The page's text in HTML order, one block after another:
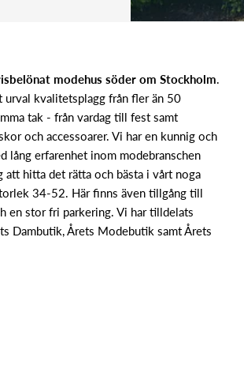
modehus söder om Stockholm.
urval kvalitetsplagg från fler än 50
tak - från vardag till fest samt
och accessoarer. Vi har en kunnig och
lång erfarenhet inom modebranschen
att hitta det rätta och bästa i vårt noga
34-52. Här finns även tillgång till
en stor fri parkering. Vi har tilldelats
Dambutik, Årets Modebutik samt Årets